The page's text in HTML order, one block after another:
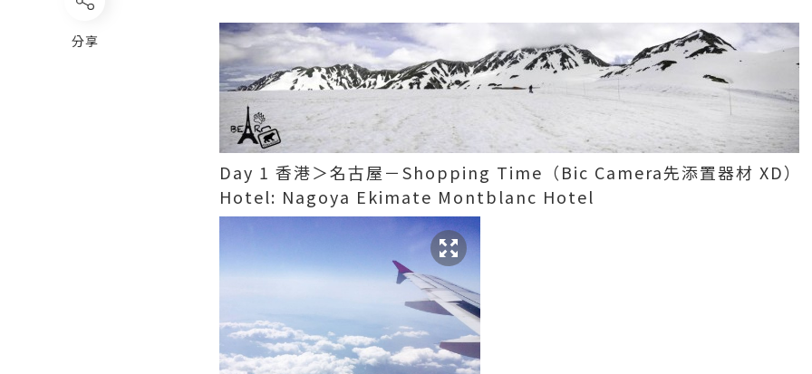
分享
Day 1 香港＞名古屋－Shopping Time（Bic Camera先添置器材 XD）
Hotel: Nagoya Ekimate Montblanc Hotel